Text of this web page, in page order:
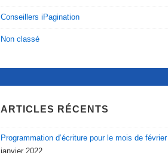
Conseillers iPagination
Non classé
ARTICLES RÉCENTS
Programmation d’écriture pour le mois de février
janvier 2022